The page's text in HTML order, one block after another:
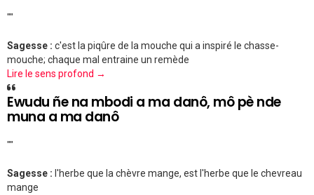
""
Sagesse : c'est la piqûre de la mouche qui a inspiré le chasse-
mouche; chaque mal entraine un remède
Lire le sens profond →
Ewudu ñe na mbodi a ma danô, mô pè nde
muna a ma danô
""
Sagesse : l'herbe que la chèvre mange, est l'herbe que le chevreau
mange